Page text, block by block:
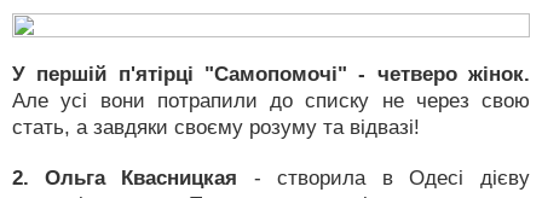
У першій п'ятірці "Самопомочі" - четверо жінок.
Але усі вони потрапили до списку не через свою
стать, а завдяки своєму розуму та відвазі!
2. Ольга Квасницкая - створила в Одесі дієву